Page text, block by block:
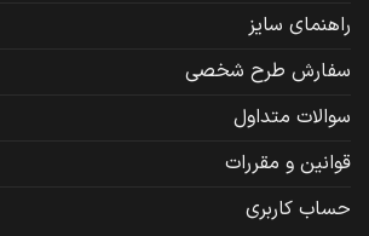
راهنمای سایز
سفارش طرح شخصی
سوالات متداول
قوانین و مقررات
حساب کاربری